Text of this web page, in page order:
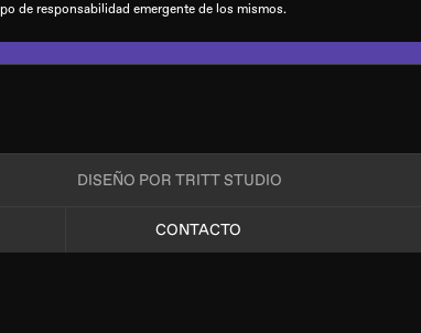
de responsabilidad emergente de los mismos.
DISEÑO POR TRITT STUDIO
CONTACTO